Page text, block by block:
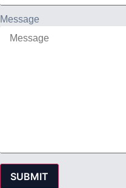
Message
SUBMIT